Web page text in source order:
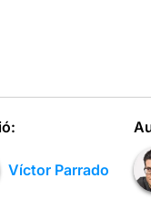
Víctor Parrado